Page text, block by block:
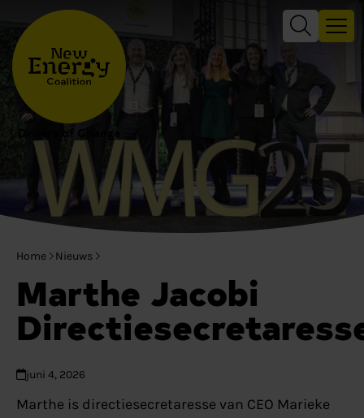
Drivers of Change
Home Nieuws
Marthe Jacobi
juni 4, 2026
Marthe is directiesecretaresse van CEO Marieke